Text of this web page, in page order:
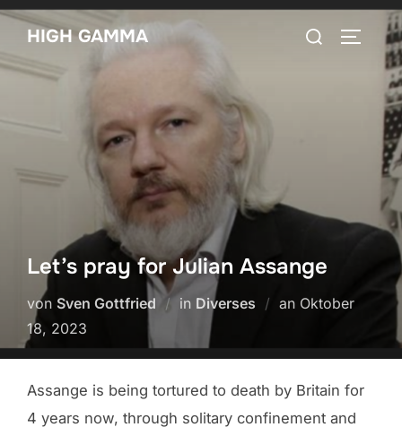
Zum
Inhalt
springen
HIGH GAMMA
Suchen
Let’s pray for Julian Assange
von Sven Gottfried in Diverses an Veröffentlicht
Oktober
18, 2023
Assange is being tortured to death by Britain for
4 years now, through solitary confinement and